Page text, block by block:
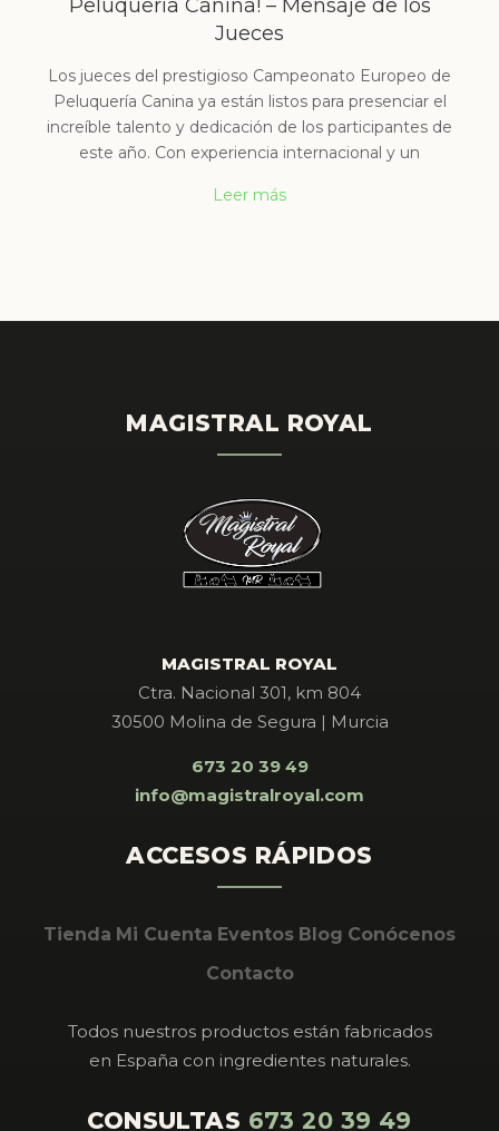
Peluquería Canina! – Mensaje de los
Jueces
Los jueces del prestigioso Campeonato Europeo de
Peluquería Canina ya están listos para presenciar el
increíble talento y dedicación de los participantes de
este año. Con experiencia internacional y un
Leer más
MAGISTRAL ROYAL
MAGISTRAL ROYAL
Ctra. Nacional 301, km 804
30500 Molina de Segura | Murcia
673 20 39 49
info@magistralroyal.com
ACCESOS RÁPIDOS
Tienda Mi Cuenta Eventos Blog Conócenos
Contacto
Todos nuestros productos están fabricados
en España con ingredientes naturales.
CONSULTAS 673 20 39 49